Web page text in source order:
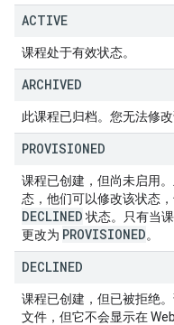
ACTIVE
课程处于有效状态。
ARCHIVED
此课程已归档。您无法修
PROVISIONED
课程已创建，但尚未启用
态，他们可以修改该状态
DECLINED 状态。只有当
更改为 PROVISIONED。
DECLINED
课程已创建，但已被拒绝
文件，但它不会显示在